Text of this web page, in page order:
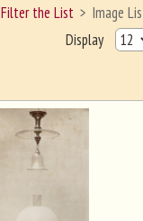
Filter the List
Image
Display